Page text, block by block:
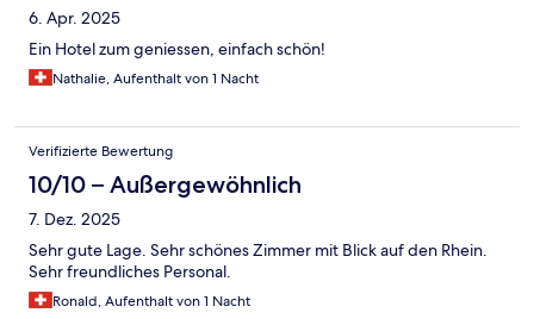
6. Apr. 2025
Ein Hotel zum geniessen, einfach schön!
Nathalie, Aufenthalt von 1 Nacht
Verifizierte Bewertung
10/10 – Außergewöhnlich
7. Dez. 2025
Sehr gute Lage. Sehr schönes Zimmer mit Blick auf den Rhein.
Sehr freundliches Personal.
Ronald, Aufenthalt von 1 Nacht